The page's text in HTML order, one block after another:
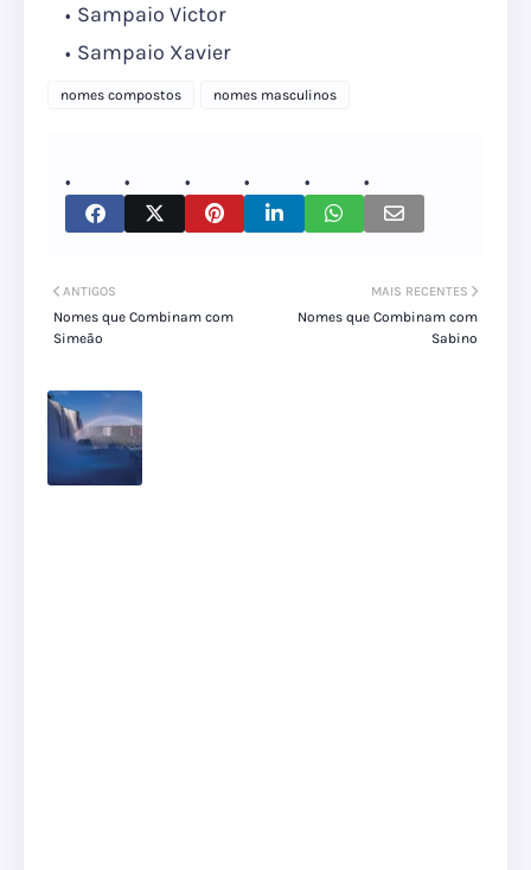
Sampaio Victor
Sampaio Xavier
nomes compostos nomes masculinos
MAIS RECENTES
Nomes que Combinam com
Sabino
ANTIGOS
Nomes que Combinam com
Simeão